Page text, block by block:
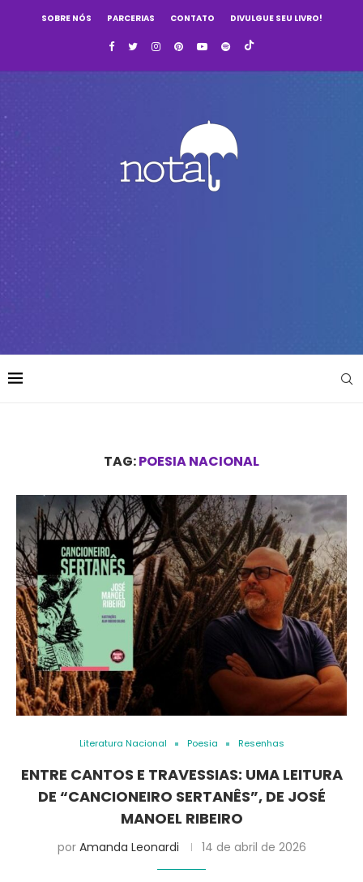
SOBRE NÓS PARCERIAS CONTATO DIVULGUE SEU LIVRO!
TAG:POESIA NACIONAL
Literatura Nacional Poesia Resenhas
ENTRE CANTOS E TRAVESSIAS: UMA LEITURA
DE “CANCIONEIRO SERTANÊS”, DE JOSÉ
MANOEL RIBEIRO
por Amanda Leonardi 14 de abril de 2026